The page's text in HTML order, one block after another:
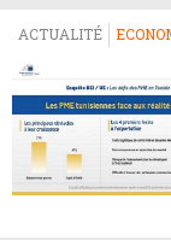
ACTUALITÉ